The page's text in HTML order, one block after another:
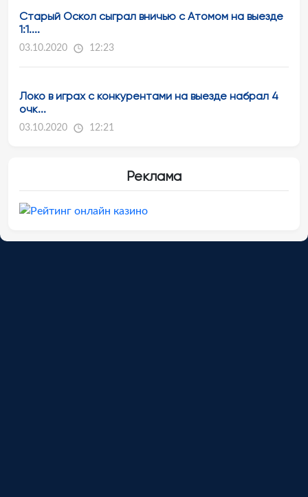
Старый Оскол сыграл вничью с Атомом на выезде
1:1....
03.10.2020 12:23
Локо в играх с конкурентами на выезде набрал 4
очк...
03.10.2020 12:21
Реклама